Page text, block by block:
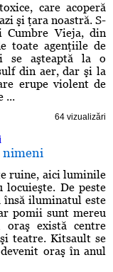
care acoperă
şi ţara noastră. S-
Vieja, din
toate agenţiile de
se aşteaptă la o
din aer, dar şi la
erupe violent de
...
64 vizualizări
nimeni
ruine, aici luminile
De peste
însă iluminatul este
pomii sunt mereu
există centre
teatre. Kitsault se
oraş în anul